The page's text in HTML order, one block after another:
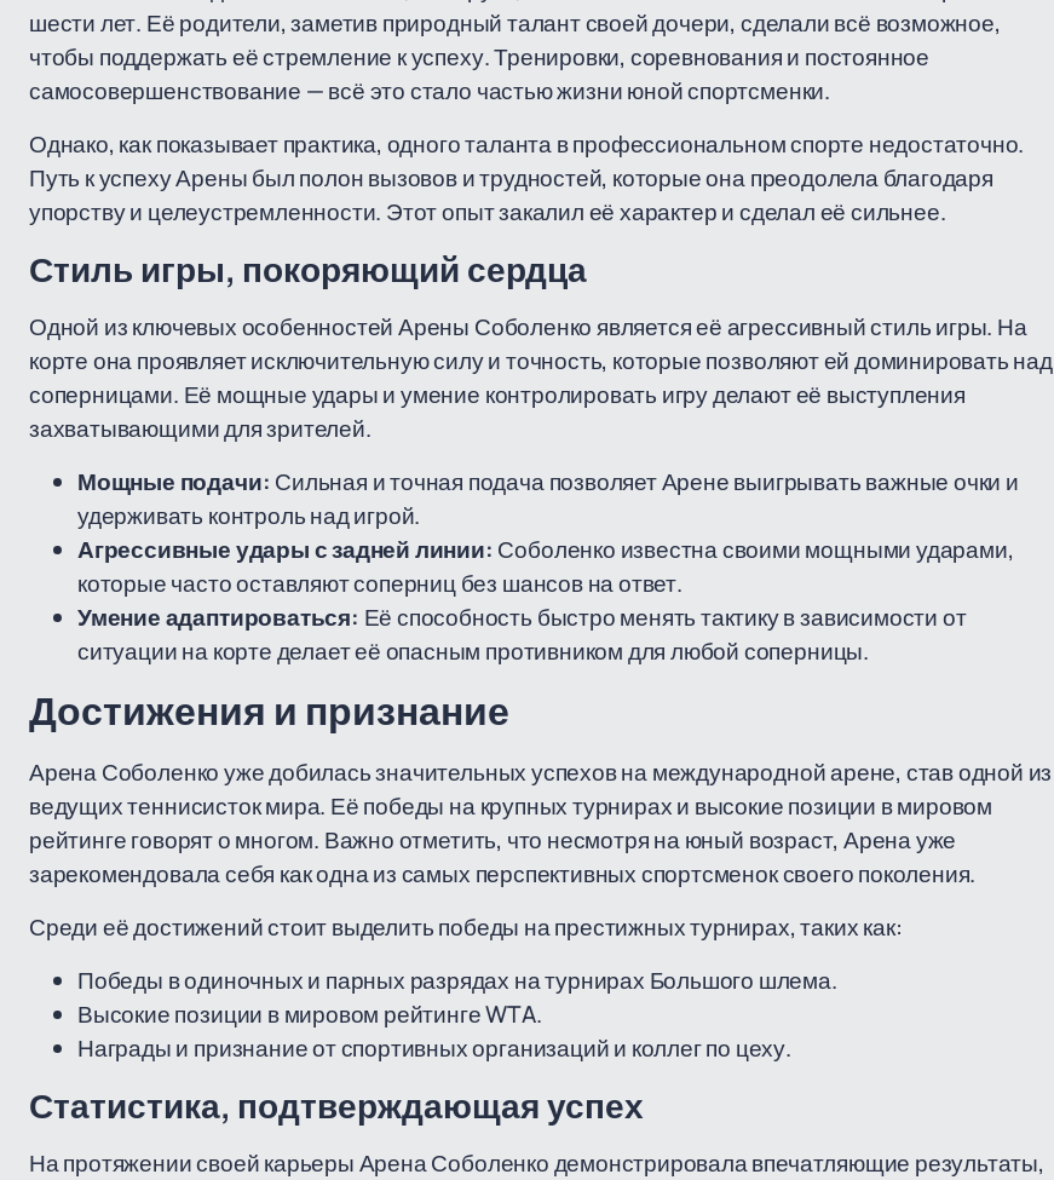
шести лет. Её родители, заметив природный талант своей дочери, сделали всё возможное,
чтобы поддержать её стремление к успеху. Тренировки, соревнования и постоянное
самосовершенствование — всё это стало частью жизни юной спортсменки.
Однако, как показывает практика, одного таланта в профессиональном спорте недостаточно.
Путь к успеху Арены был полон вызовов и трудностей, которые она преодолела благодаря
упорству и целеустремленности. Этот опыт закалил её характер и сделал её сильнее.
Стиль игры, покоряющий сердца
Одной из ключевых особенностей Арены Соболенко является её агрессивный стиль игры. На
корте она проявляет исключительную силу и точность, которые позволяют ей доминировать над
соперницами. Её мощные удары и умение контролировать игру делают её выступления
захватывающими для зрителей.
Мощные подачи: Сильная и точная подача позволяет Арене выигрывать важные очки и
удерживать контроль над игрой.
Агрессивные удары с задней линии: Соболенко известна своими мощными ударами,
которые часто оставляют соперниц без шансов на ответ.
Умение адаптироваться: Её способность быстро менять тактику в зависимости от
ситуации на корте делает её опасным противником для любой соперницы.
Достижения и признание
Арена Соболенко уже добилась значительных успехов на международной арене, став одной из
ведущих теннисисток мира. Её победы на крупных турнирах и высокие позиции в мировом
рейтинге говорят о многом. Важно отметить, что несмотря на юный возраст, Арена уже
зарекомендовала себя как одна из самых перспективных спортсменок своего поколения.
Среди её достижений стоит выделить победы на престижных турнирах, таких как:
Победы в одиночных и парных разрядах на турнирах Большого шлема.
Высокие позиции в мировом рейтинге WTA.
Награды и признание от спортивных организаций и коллег по цеху.
Статистика, подтверждающая успех
На протяжении своей карьеры Арена Соболенко демонстрировала впечатляющие результаты,